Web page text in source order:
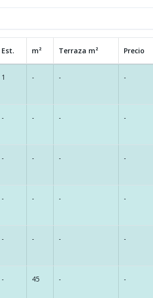
Est. m² Terraza m² Precio
1 - - -
- - - -
- - - -
- - - -
- - - -
- 45 - -